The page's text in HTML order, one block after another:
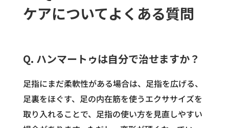
ケアについてよくある質問
Q. ハンマートゥは自分で治せますか？
足指にまだ柔軟性がある場合は、足指を広げる、
足裏をほぐす、足の内在筋を使うエクササイズを
取り入れることで、足指の使い方を見直しやすい